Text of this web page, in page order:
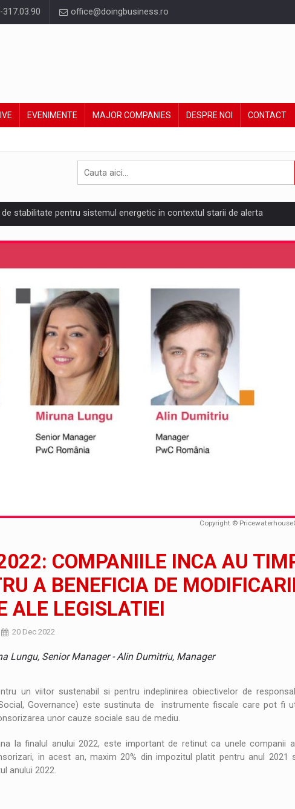
office@doingbusiness.ro
EVENIMENTE MAJOR COMPANIES DESPRE NOI CONTACT
stabilitate pentru sistemul energetic in contextul starii de alerta
intr-o cultura care pedepseste granitele?
Level Tracking Reveals About Bakuchiol's Evolution
care nu se supun noilor reglementari UE privind ambalajele pot risca
INCARCATE
COMPANIES ON THE INTERNATIONAL BUSINESS SCENE
BEING THE MOST DIGITALIZED WHOLESALER IN ROMANIA
si echipa de management a Pall-Ex, liderul pietei de transport
AL CINCILEA MEMBRU AL FAMILIEI: RANGE ROVER GT
Romania
of Protein Demand
Copyright ©
COMPANIILE INCA AU
A BENEFICIA DE
ALE LEGISLATIEI
20 Dec 2022
Lungu, Senior Manager - Alin Dumitriu, Manager
un viitor sustenabil si pentru indeplinirea obiectivelor de
Governance) este sustinuta de instrumente fiscale care pot fi
unor cauze sociale sau de mediu.
la finalul anului 2022, este important de retinut ca unele companii
in acest an, maxim 20% din impozitul platit pentru anul 2021
anului 2022.